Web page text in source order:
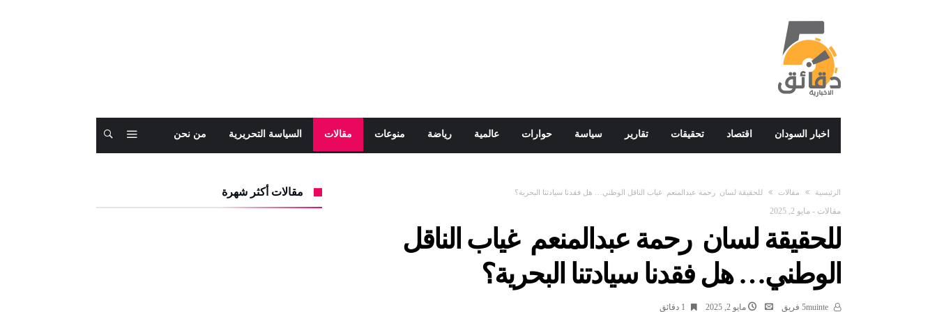
اخبار السودان اقتصاد تحقيقات تقارير سياسة حوارات عالمية رياضة منوعات مقالات السياسة التحريرية من نحن
‫الرئيسية‬ مقالات للحقيقة لسان رحمة عبدالمنعم غياب الناقل الوطني… هل فقدنا سيادتنا البحرية؟
مقالات - مايو 2, 2025
للحقيقة لسان رحمة عبدالمنعم غياب الناقل
الوطني… هل فقدنا سيادتنا البحرية؟
مايو 2, 2025 1 ‫دقائق‬
مقالات أكثر شهرة